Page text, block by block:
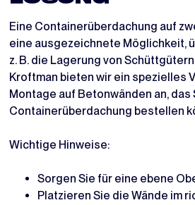
Eine Containerüberdachung auf
eine ausgezeichnete Möglichkeit,
z. B. die Lagerung von
Kroftman bieten wir ein spezielles
Montage auf Betonwänden an, das
Containerüberdachung bestellen
Wichtige Hinweise:
Sorgen Sie für eine ebene
Platzieren Sie die Wände im